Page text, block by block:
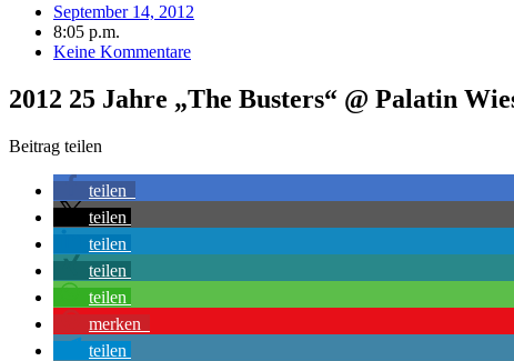
September 14, 2012
8:05 p.m.
Keine Kommentare
2012 25 Jahre „The Busters“ @ Palatin
Beitrag teilen
teilen
teilen
teilen
teilen
teilen
merken
teilen